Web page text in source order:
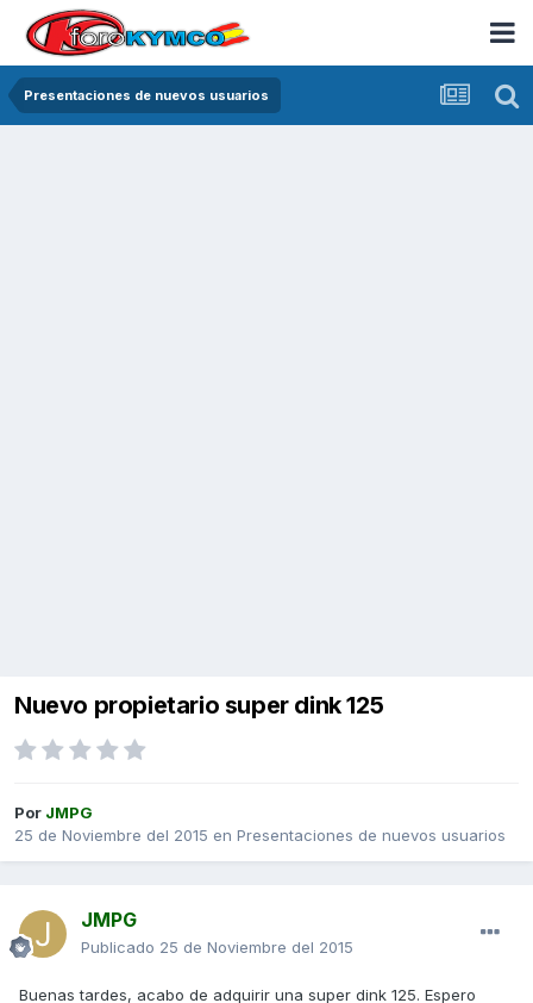
Presentaciones de nuevos usuarios
Nuevo propietario super dink 125
Por JMPG
25 de Noviembre del 2015 en Presentaciones de nuevos usuarios
JMPG
Publicado 25 de Noviembre del 2015
Buenas tardes, acabo de adquirir una super dink 125. Espero